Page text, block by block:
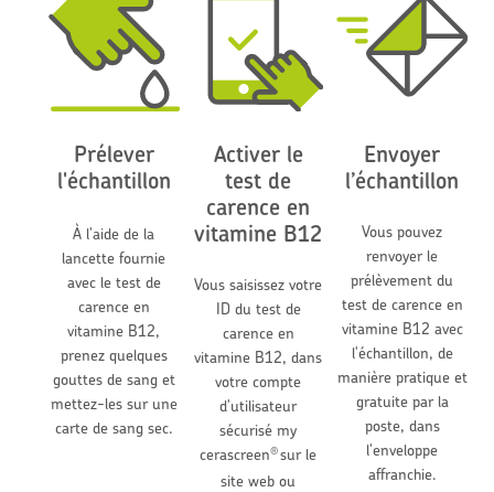
Prélever
l'échantillon
À l'aide de la
lancette fournie
avec le test de
carence en
vitamine B12,
prenez quelques
gouttes de sang et
mettez-les sur une
carte de sang sec.
Activer le
test de
carence en
vitamine B12
Vous saisissez votre
ID du test de
carence en
vitamine B12, dans
votre compte
d'utilisateur
sécurisé my
cerascreen®sur le
site web ou
Envoyer
l’échantillon
Vous pouvez
renvoyer le
prélèvement du
test de carence en
vitamine B12 avec
l'échantillon, de
manière pratique et
gratuite par la
poste, dans
l'enveloppe
affranchie.